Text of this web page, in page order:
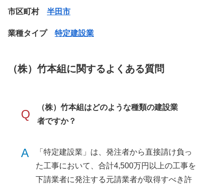
市区町村 半田市
業種タイプ 特定建設業
（株）竹本組に関するよくある質問
Q
（株）竹本組はどのような種類の建設業
者ですか？
A
「特定建設業」は、発注者から直接請け負っ
た工事において、合計4,500万円以上の工事を
下請業者に発注する元請業者が取得すべき許